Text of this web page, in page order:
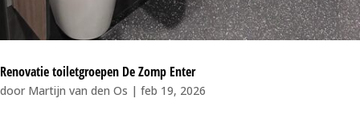
Renovatie toiletgroepen De Zomp Enter
door Martijn van den Os | feb 19, 2026